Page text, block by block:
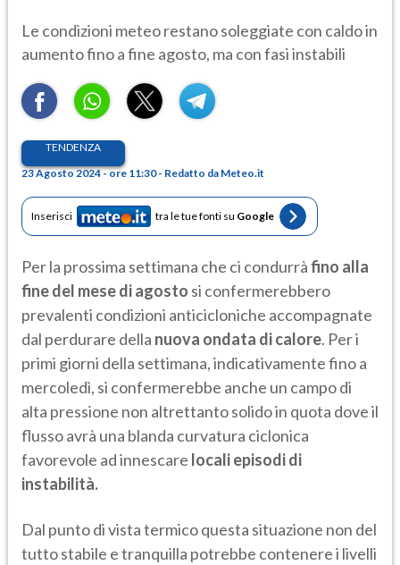
Le condizioni meteo restano soleggiate con caldo in
aumento fino a fine agosto, ma con fasi instabili
TENDENZA
23 Agosto 2024 - ore 11:30 - Redatto da Meteo.it
Inserisci tra le tue fonti su Google
Per la prossima settimana che ci condurràfino alla
fine del mese di agosto si confermerebbero
prevalenti condizioni anticicloniche accompagnate
dal perdurare della nuova ondata di calore. Per i
primi giorni della settimana, indicativamente fino a
mercoledì, si confermerebbe anche un campo di
alta pressione non altrettanto solido in quota dove il
flusso avrà una blanda curvatura ciclonica
favorevole ad innescare locali episodi di
instabilità.
Dal punto di vista termico questa situazione non del
tutto stabile e tranquilla potrebbe contenere i livelli